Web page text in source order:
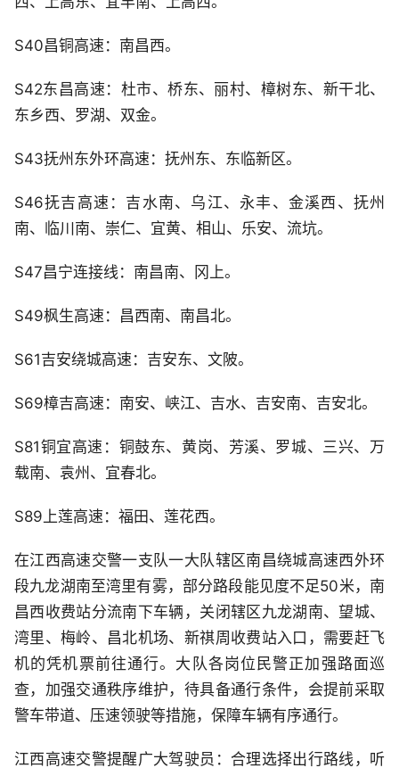
S40昌铜高速：南昌西。
S42东昌高速：杜市、桥东、丽村、樟树东、新干北、
东乡西、罗湖、双金。
S43抚州东外环高速：抚州东、东临新区。
S46抚吉高速：吉水南、乌江、永丰、金溪西、抚州
南、临川南、崇仁、宜黄、相山、乐安、流坑。
S47昌宁连接线：南昌南、冈上。
S49枫生高速：昌西南、南昌北。
S61吉安绕城高速：吉安东、文陂。
S69樟吉高速：南安、峡江、吉水、吉安南、吉安北。
S81铜宜高速：铜鼓东、黄岗、芳溪、罗城、三兴、万
载南、袁州、宜春北。
S89上莲高速：福田、莲花西。
在江西高速交警一支队一大队辖区南昌绕城高速西外环
段九龙湖南至湾里有雾，部分路段能见度不足50米，南
昌西收费站分流南下车辆，关闭辖区九龙湖南、望城、
湾里、梅岭、昌北机场、新祺周收费站入口，需要赶飞
机的凭机票前往通行。大队各岗位民警正加强路面巡
查，加强交通秩序维护，待具备通行条件，会提前采取
警车带道、压速领驶等措施，保障车辆有序通行。
江西高速交警提醒广大驾驶员：合理选择出行路线，听